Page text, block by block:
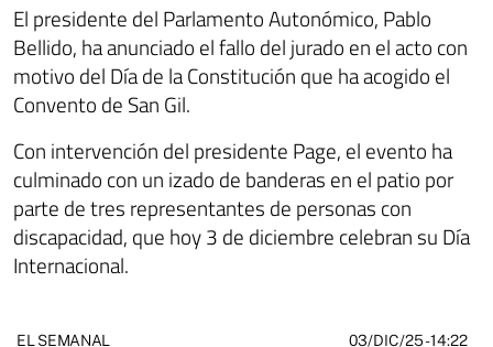
El presidente del Parlamento Autonómico, Pablo
Bellido, ha anunciado el fallo del jurado en el acto con
motivo del Día de la Constitución que ha acogido el
Convento de San Gil.
Con intervención del presidente Page, el evento ha
culminado con un izado de banderas en el patio por
parte de tres representantes de personas con
discapacidad, que hoy 3 de diciembre celebran su Día
Internacional.
EL SEMANAL 03/DIC/25- 14:22